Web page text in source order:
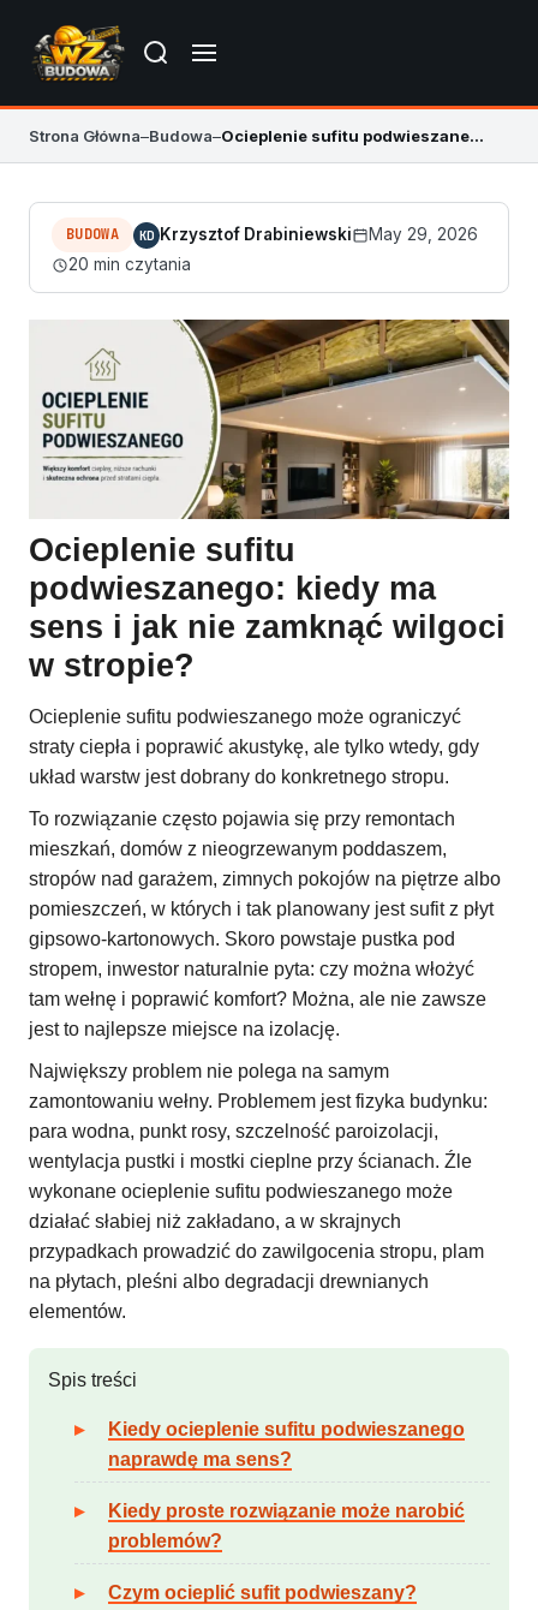
Strona Główna–Budowa– Ocieplenie sufitu podwieszanego: materiały i montaż
BUDOWA KD Krzysztof Drabiniewski
May 29, 2026
20 min czytania
Ocieplenie sufitu
podwieszanego: kiedy ma
sens i jak nie zamknąć wilgoci
w stropie?
Ocieplenie sufitu podwieszanego może ograniczyć
straty ciepła i poprawić akustykę, ale tylko wtedy, gdy
układ warstw jest dobrany do konkretnego stropu.
To rozwiązanie często pojawia się przy remontach
mieszkań, domów z nieogrzewanym poddaszem,
stropów nad garażem, zimnych pokojów na piętrze albo
pomieszczeń, w których i tak planowany jest sufit z płyt
gipsowo-kartonowych. Skoro powstaje pustka pod
stropem, inwestor naturalnie pyta: czy można włożyć
tam wełnę i poprawić komfort? Można, ale nie zawsze
jest to najlepsze miejsce na izolację.
Największy problem nie polega na samym
zamontowaniu wełny. Problemem jest fizyka budynku:
para wodna, punkt rosy, szczelność paroizolacji,
wentylacja pustki i mostki cieplne przy ścianach. Źle
wykonane ocieplenie sufitu podwieszanego może
działać słabiej niż zakładano, a w skrajnych
przypadkach prowadzić do zawilgocenia stropu, plam
na płytach, pleśni albo degradacji drewnianych
elementów.
Spis treści
Kiedy ocieplenie sufitu podwieszanego
naprawdę ma sens?
Kiedy proste rozwiązanie może narobić
problemów?
Czym ocieplić sufit podwieszany?